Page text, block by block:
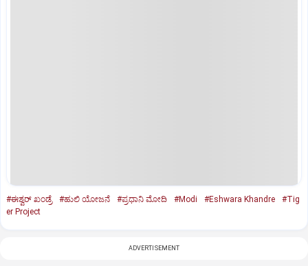
#ಈಶ್ವರ್‌ ಖಂಡ್ರೆ #ಹುಲಿ ಯೋಜನೆ #ಪ್ರಧಾನಿ ಮೋದಿ #Modi #Eshwara Khandre
#Tig
er Project
ADVERTISEMENT